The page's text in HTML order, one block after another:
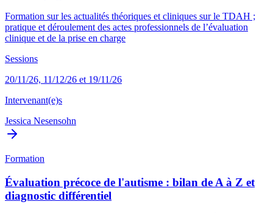
Formation sur les actualités théoriques et cliniques sur le TDAH ;
pratique et déroulement des actes professionnels de l’évaluation
clinique et de la prise en charge
Sessions
20/11/26, 11/12/26 et 19/11/26
Intervenant(e)s
Jessica Nesensohn
Formation
Évaluation précoce de l'autisme : bilan de A à Z et
diagnostic différentiel